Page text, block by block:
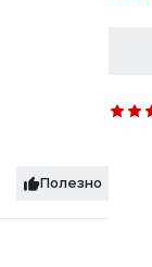
Полезно